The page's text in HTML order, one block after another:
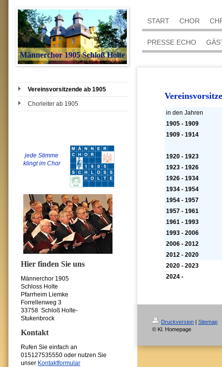
Männerchor 1905 Schloß Holte
Vereinsvorsitzende ab 1905
Chorleiter ab 1905
jede Stimme
klingt im Chor
Hier finden Sie uns
Männerchor 1905
Schloss Holte
Pfarrheim Liemke
Forrellenweg 3
33758 Schloß Holte-
Stukenbrock
Kontakt
Rufen Sie einfach an
015127535550 oder nutzen Sie
unser Kontaktformular
START CHOR
PRESSE ECHO
in den Jahren
1905 - 1909
1909 - 1914
1920 - 1923
1923 - 1926
1926 - 1934
1934 - 1954
1954 - 1957
1957 - 1961
1961 - 1993
1993 - 2006
2006 - 2012
2012 - 2020
2020 - 2023
2024 -
Druckversion | Sitemap
© Kl. Homepage